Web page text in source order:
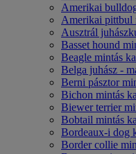
Amerikai
Amerikai pittbul
Ausztrál
Basset hound
Beagle mintás
Belga juhász -
Berni pásztor
Bichon mintás
Biewer terrier
Bobtail mintás
Bordeaux-i dog
Border collie